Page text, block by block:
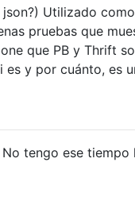
Utilizado
pruebas que
que PB y Thrift
es y por cuánto, es
No tengo ese tiempo